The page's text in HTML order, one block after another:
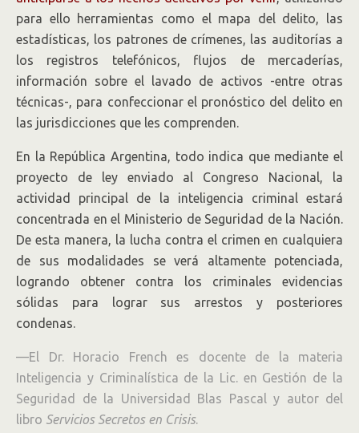
para ello herramientas como el mapa del delito, las
estadísticas, los patrones de crímenes, las auditorías a
los registros telefónicos, flujos de mercaderías,
información sobre el lavado de activos -entre otras
técnicas-, para confeccionar el pronóstico del delito en
las jurisdicciones que les comprenden.
En la República Argentina, todo indica que mediante el
proyecto de ley enviado al Congreso Nacional, la
actividad principal de la inteligencia criminal estará
concentrada en el Ministerio de Seguridad de la Nación.
De esta manera, la lucha contra el crimen en cualquiera
de sus modalidades se verá altamente potenciada,
logrando obtener contra los criminales evidencias
sólidas para lograr sus arrestos y posteriores
condenas.
—El Dr. Horacio French es docente de la materia
Inteligencia y Criminalística de la Lic. en Gestión de la
Seguridad de la Universidad Blas Pascal y autor del
libro Servicios Secretos en Crisis.